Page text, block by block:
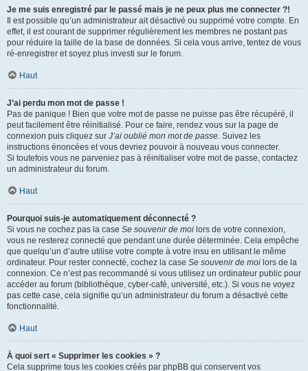
Je me suis enregistré par le passé mais je ne peux plus me connecter ?!
Il est possible qu’un administrateur ait désactivé ou supprimé votre compte. En
effet, il est courant de supprimer régulièrement les membres ne postant pas
pour réduire la taille de la base de données. Si cela vous arrive, tentez de vous
ré-enregistrer et soyez plus investi sur le forum.
Haut
J’ai perdu mon mot de passe !
Pas de panique ! Bien que votre mot de passe ne puisse pas être récupéré, il
peut facilement être réinitialisé. Pour ce faire, rendez vous sur la page de
connexion puis cliquez sur J’ai oublié mon mot de passe. Suivez les
instructions énoncées et vous devriez pouvoir à nouveau vous connecter.
Si toutefois vous ne parveniez pas à réinitialiser votre mot de passe, contactez
un administrateur du forum.
Haut
Pourquoi suis-je automatiquement déconnecté ?
Si vous ne cochez pas la case Se souvenir de moi lors de votre connexion,
vous ne resterez connecté que pendant une durée déterminée. Cela empêche
que quelqu’un d’autre utilise votre compte à votre insu en utilisant le même
ordinateur. Pour rester connecté, cochez la case Se souvenir de moi lors de la
connexion. Ce n’est pas recommandé si vous utilisez un ordinateur public pour
accéder au forum (bibliothèque, cyber-café, université, etc.). Si vous ne voyez
pas cette case, cela signifie qu’un administrateur du forum a désactivé cette
fonctionnalité.
Haut
À quoi sert « Supprimer les cookies » ?
Cela supprime tous les cookies créés par phpBB qui conservent vos